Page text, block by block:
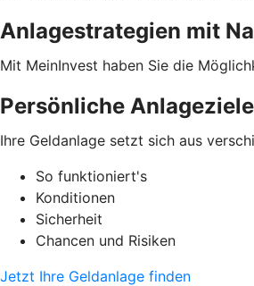
Anlagestrategien mit
Mit MeinInvest haben Sie die
Persönliche Anlageziele
Ihre Geldanlage setzt sich aus
So funktioniert's
Konditionen
Sicherheit
Chancen und Risiken
Jetzt Ihre Geldanlage finden